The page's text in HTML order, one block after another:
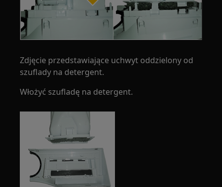
Zdjęcie przedstawiające uchwyt oddzielony od
szuflady na detergent.
Włożyć szufladę na detergent.